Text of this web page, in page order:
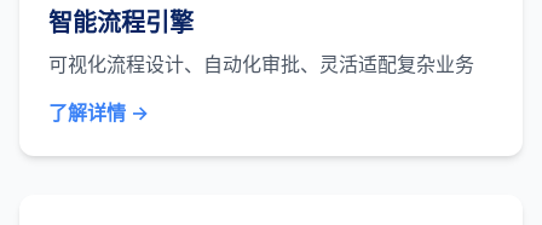
智能流程引擎
可视化流程设计、自动化审批、灵活适配复杂业务
了解详情 →